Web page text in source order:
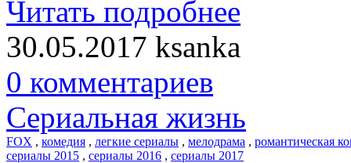
Читать подробнее
30.05.2017 ksanka
0 комментариев
Сериальная жизнь
FOX , комедия , легкие сериалы , мелодрама , романтическая
сериалы 2015 , сериалы 2016 , сериалы 2017